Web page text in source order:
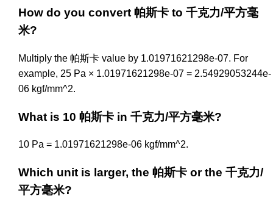
How do you convert 帕斯卡 to 千克力/平方毫
米?
Multiply the 帕斯卡 value by 1.01971621298e-07. For
example, 25 Pa × 1.01971621298e-07 = 2.54929053244e-
06 kgf/mm^2.
What is 10 帕斯卡 in 千克力/平方毫米?
10 Pa = 1.01971621298e-06 kgf/mm^2.
Which unit is larger, the 帕斯卡 or the 千克力/
平方毫米?